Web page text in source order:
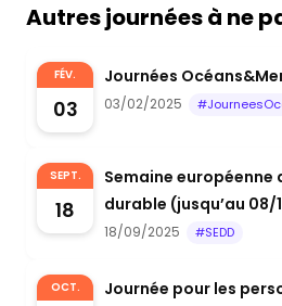
Autres journées à ne
FÉV.
03
Journées
03/02/2025
SEPT.
18
Semaine
durable (jusqu’au 08/
18/09/2025 #SEDD
OCT. Journée pour les